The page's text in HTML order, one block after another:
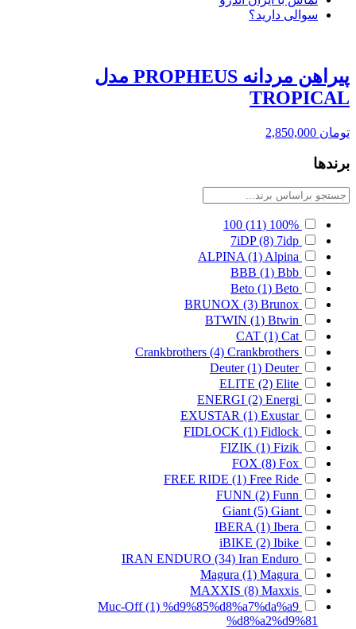
سوالی دارید؟
پیراهن مردانه PROPHEUS مدل
TROPICAL
تومان
برندها
100%
(11)
100
7iDP (8) 7idp
ALPINA (1) Alpina
BBB (1) Bbb
Beto (1) Beto
BRUNOX (3) Brunox
BTWIN (1) Btwin
CAT (1) Cat
Crankbrothers (4) Crankbrothers
Deuter (1) Deuter
ELITE (2) Elite
ENERGI (2) Energi
EXUSTAR (1) Exustar
FIDLOCK (1) Fidlock
FIZIK (1) Fizik
FOX (8) Fox
FREE RIDE (1) Free Ride
FUNN (2) Funn
Giant (5) Giant
IBERA (1) Ibera
iBIKE (2) Ibike
IRAN ENDURO (34) Iran Enduro
Magura (1) Magura
MAXXIS (8) Maxxis
Muc-Off (1) %d9%85%d8%a7%da%a9
%d8%a2%d9%81